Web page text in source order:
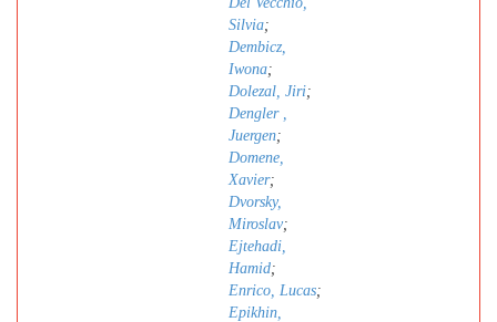
Silvia;
Dembicz,
Iwona;
Dolezal, Jiri;
Dengler ,
Juergen;
Domene,
Xavier;
Dvorsky,
Miroslav;
Ejtehadi,
Hamid;
Enrico, Lucas;
Epikhin,